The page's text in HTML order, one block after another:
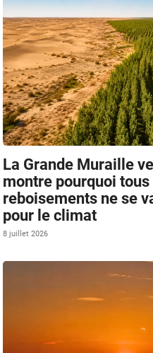
La Grande Muraille
montre pourquoi tous
reboisements ne se
pour le climat
8 juillet 2026